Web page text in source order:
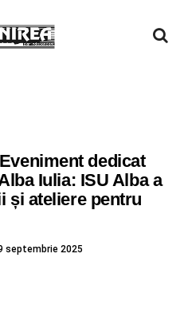
dedicat
Iulia: ISU Alba a
și ateliere pentru
septembrie 2025